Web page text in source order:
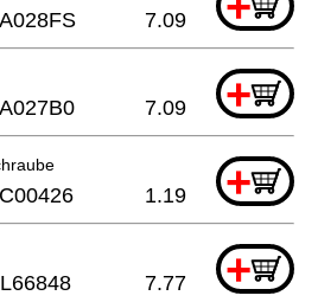
7.09
+
7.09
+
1.19
+
7.77